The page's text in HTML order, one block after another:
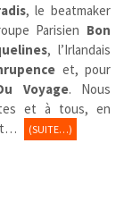
, le beatmaker
Parisien Bon
, l’Irlandais
et, pour
Voyage. Nous
et à tous, en
(SUITE…)